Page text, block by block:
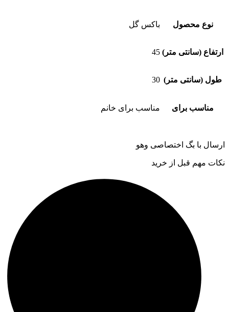
نوع محصول باکس گل
ارتفاع (سانتی متر) 45
طول (سانتی متر) 30
مناسب برای مناسب برای خانم
ارسال با بگ اختصاصی وهو
نکات مهم قبل از خرید